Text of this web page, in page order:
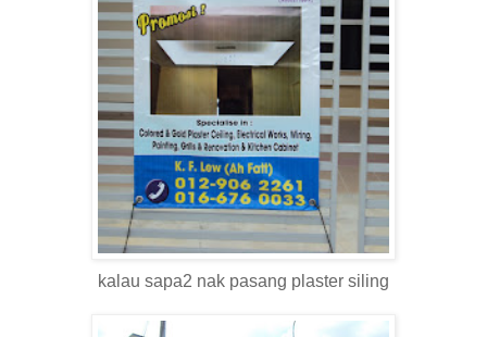
kalau sapa2 nak pasang plaster siling